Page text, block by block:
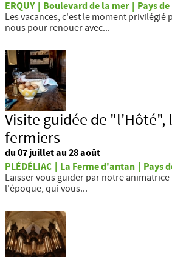
ERQUY
Boulevard de la mer
Pays
Les vacances, c'est le moment
nous pour renouer avec...
Visite guidée de "l'Hôté",
fermiers
du 07 juillet au 28 août
PLÉDÉLIAC
La Ferme d'antan
Pays
Laisser vous guider par notre
l'époque, qui vous...